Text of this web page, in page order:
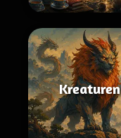
Kreaturen